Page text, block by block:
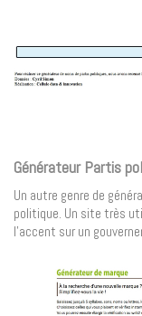
Générateur Partis
Un autre genre de
politique. Un site très
l’accent sur un